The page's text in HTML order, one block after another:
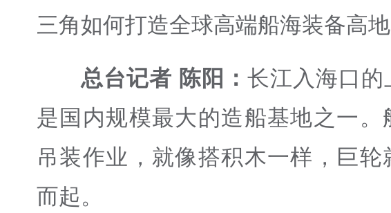
三角如何打造全球高端船海装备高地
总台记者 陈阳： 长江入海口的
是国内规模最大的造船基地之一。
吊装作业，就像搭积木一样，巨轮
而起。